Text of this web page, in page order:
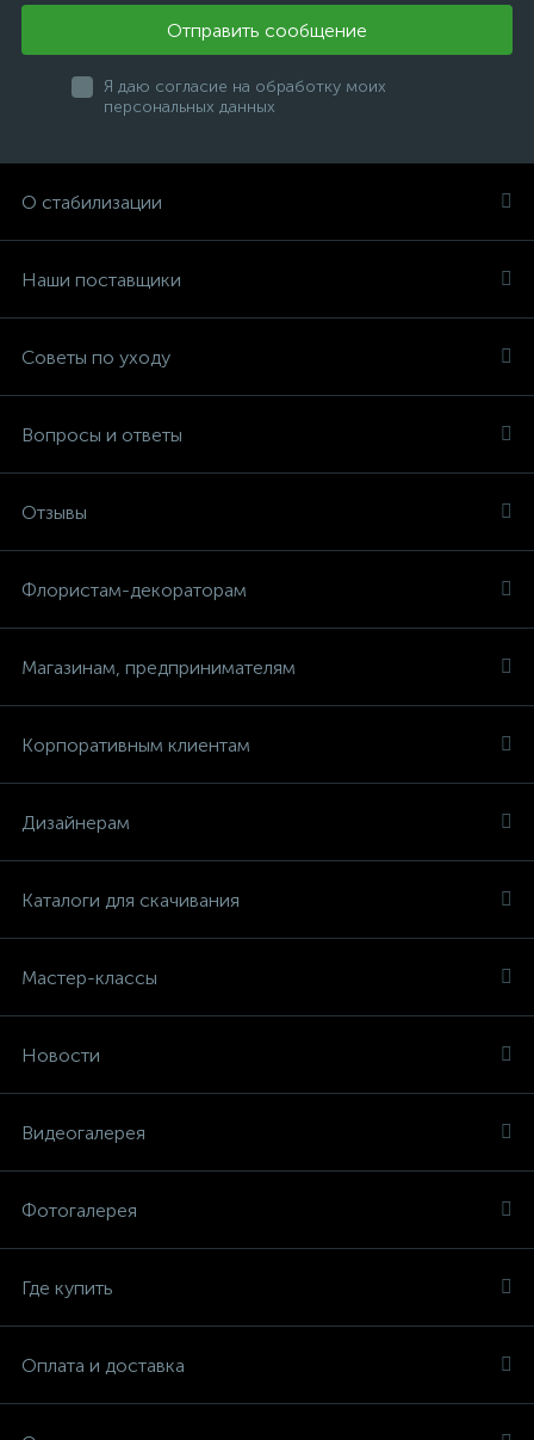
Отправить сообщение
Я даю согласие на обработку моих
персональных данных
О стабилизации
Наши поставщики
Советы по уходу
Вопросы и ответы
Отзывы
Флористам-декораторам
Магазинам, предпринимателям
Корпоративным клиентам
Дизайнерам
Каталоги для скачивания
Мастер-классы
Новости
Видеогалерея
Фотогалерея
Где купить
Оплата и доставка